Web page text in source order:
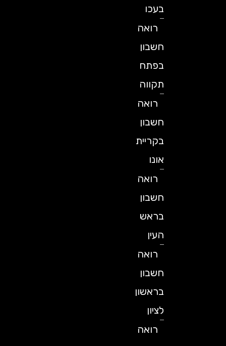
בעכו
רואה
חשבון
בפתח
תקווה
רואה
חשבון
בקריית
רואה
חשבון
בראש
רואה
חשבון
בראשון
רואה